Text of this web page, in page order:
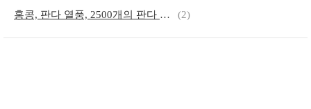
홍콩, 판다 열풍, 2500개의 판다 조각상 전시
(2)